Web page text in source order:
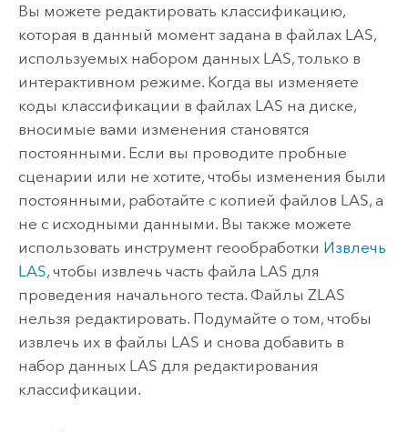
Вы можете редактировать классификацию,
которая в данный момент задана в файлах LAS,
используемых набором данных LAS, только в
интерактивном режиме. Когда вы изменяете
коды классификации в файлах LAS на диске,
вносимые вами изменения становятся
постоянными. Если вы проводите пробные
сценарии или не хотите, чтобы изменения были
постоянными, работайте с копией файлов LAS, а
не с исходными данными. Вы также можете
использовать инструмент геообработки Извлечь
LAS, чтобы извлечь часть файла LAS для
проведения начального теста. Файлы ZLAS
нельзя редактировать. Подумайте о том, чтобы
извлечь их в файлы LAS и снова добавить в
набор данных LAS для редактирования
классификации.